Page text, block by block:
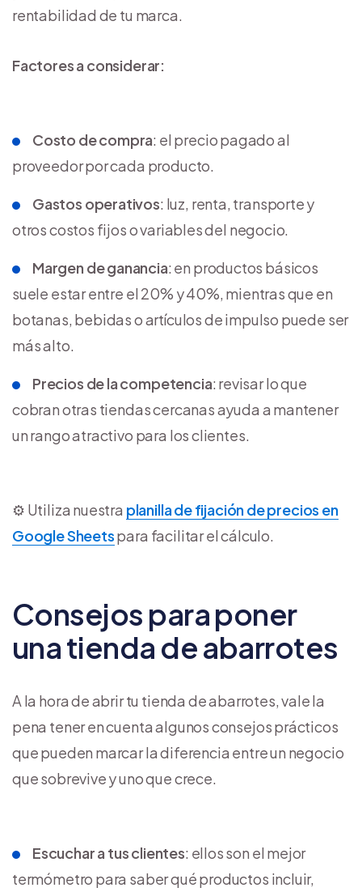
rentabilidad de tu marca.
Factores a considerar:
Costo de compra: el precio pagado al
proveedor por cada producto.
Gastos operativos: luz, renta, transporte y
otros costos fijos o variables del negocio.
Margen de ganancia: en productos básicos
suele estar entre el 20% y 40%, mientras que en
botanas, bebidas o artículos de impulso puede ser
más alto.
Precios de la competencia: revisar lo que
cobran otras tiendas cercanas ayuda a mantener
un rango atractivo para los clientes.
⚙️ Utiliza nuestra planilla de fijación de precios en
Google Sheetspara facilitar el cálculo.
Consejos para poner
una tienda de abarrotes
A la hora de abrir tu tienda de abarrotes, vale la
pena tener en cuenta algunos consejos prácticos
que pueden marcar la diferencia entre un negocio
que sobrevive y uno que crece.
Escuchar a tus clientes: ellos son el mejor
termómetro para saber qué productos incluir,